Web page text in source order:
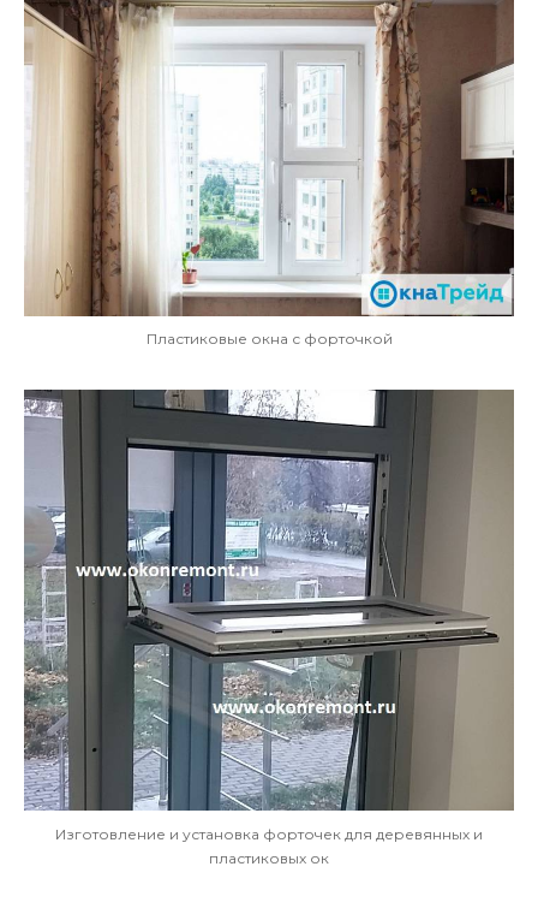
Пластиковые окна с форточкой
Изготовление и установка форточек для деревянных и
пластиковых ок